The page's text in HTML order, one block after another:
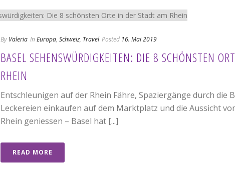
By Valeria In Europa, Schweiz, Travel Posted 16. Mai 2019
BASEL SEHENSWÜRDIGKEITEN: DIE 8 SCHÖNSTEN
RHEIN
Entschleunigen auf der Rhein Fähre, Spaziergänge durch die
Leckereien einkaufen auf dem Marktplatz und die Aussicht
Rhein geniessen – Basel hat [...]
READ MORE